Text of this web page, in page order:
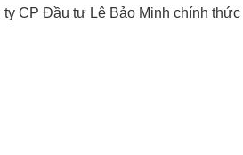
CP Đầu tư Lê Bảo Minh chính thức